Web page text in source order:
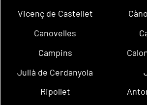
Vicenç de Castellet
Canovelles
Campins
Julià de Cerdanyola
Ripollet